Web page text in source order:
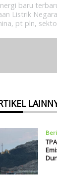
baru
Listrik Negara
, pt pln,